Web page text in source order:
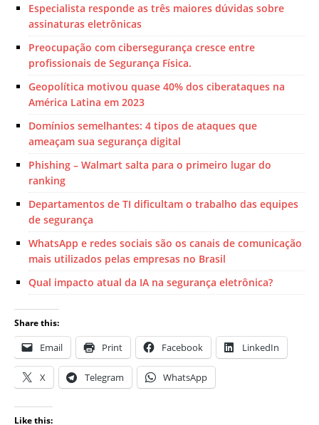
Especialista responde as três maiores dúvidas sobre
assinaturas eletrônicas
Preocupação com cibersegurança cresce entre
profissionais de Segurança Física.
Geopolítica motivou quase 40% dos ciberataques na
América Latina em 2023
Domínios semelhantes: 4 tipos de ataques que
ameaçam sua segurança digital
Phishing – Walmart salta para o primeiro lugar do
ranking
Departamentos de TI dificultam o trabalho das equipes
de segurança
WhatsApp e redes sociais são os canais de comunicação
mais utilizados pelas empresas no Brasil
Qual impacto atual da IA na segurança eletrônica?
Share this:
Email Print Facebook LinkedIn
X Telegram WhatsApp
Like this: